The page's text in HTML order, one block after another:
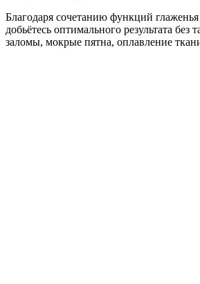
Благодаря сочетанию функций
добьётесь оптимального результата без
заломы, мокрые пятна, оплавление